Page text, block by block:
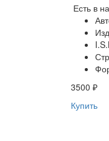
Есть в
3500 ₽
Купить